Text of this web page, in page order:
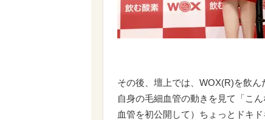
その後、壇上では、WOX(R)を飲
自身の毛細血管の動きを見て「こ
血管を初公開して）ちょっとドキ